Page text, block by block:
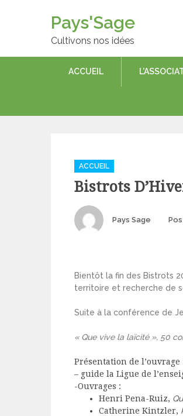
Pays'Sage
Cultivons nos idées
ACCUEIL
Categories
ACCUEIL
Bistrots
Author
Pays Sage
Bientôt la fin des Bistrots
territoire et recherche de
Suite à la conférence de
« Que vive la laïcité », 50
Présentation de l’ouvrage
– guide la Ligue de
-Ouvrages :
Henri Pena-Ruiz,
Catherine Kintzler,